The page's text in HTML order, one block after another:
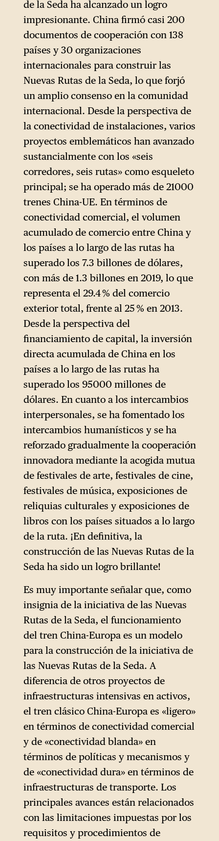
de la Seda ha alcanzado un logro
impresionante. China firmó casi 200
documentos de cooperación con 138
países y 30 organizaciones
internacionales para construir las
Nuevas Rutas de la Seda, lo que forjó
un amplio consenso en la comunidad
internacional. Desde la perspectiva de
la conectividad de instalaciones, varios
proyectos emblemáticos han avanzado
sustancialmente con los «seis
corredores, seis rutas» como esqueleto
principal; se ha operado más de 21000
trenes China-UE. En términos de
conectividad comercial, el volumen
acumulado de comercio entre China y
los países a lo largo de las rutas ha
superado los 7.3 billones de dólares,
con más de 1.3 billones en 2019, lo que
representa el 29.4 % del comercio
exterior total, frente al 25 % en 2013.
Desde la perspectiva del
financiamiento de capital, la inversión
directa acumulada de China en los
países a lo largo de las rutas ha
superado los 95000 millones de
dólares. En cuanto a los intercambios
interpersonales, se ha fomentado los
intercambios humanísticos y se ha
reforzado gradualmente la cooperación
innovadora mediante la acogida mutua
de festivales de arte, festivales de cine,
festivales de música, exposiciones de
reliquias culturales y exposiciones de
libros con los países situados a lo largo
de la ruta. ¡En definitiva, la
construcción de las Nuevas Rutas de la
Seda ha sido un logro brillante!
Es muy importante señalar que, como
insignia de la iniciativa de las Nuevas
Rutas de la Seda, el funcionamiento
del tren China-Europa es un modelo
para la construcción de la iniciativa de
las Nuevas Rutas de la Seda. A
diferencia de otros proyectos de
infraestructuras intensivas en activos,
el tren clásico China-Europa es «ligero»
en términos de conectividad comercial
y de «conectividad blanda» en
términos de políticas y mecanismos y
de «conectividad dura» en términos de
infraestructuras de transporte. Los
principales avances están relacionados
con las limitaciones impuestas por los
requisitos y procedimientos de